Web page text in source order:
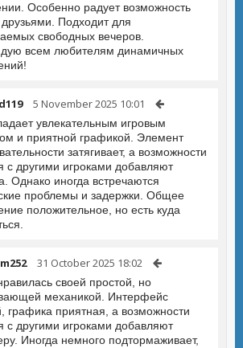
Особенно радует возможность
друзьями. Подходит для
свободных вечеров.
всем любителям динамичных
5 November 2025 10:01
увлекательным игровым
и приятной графикой. Элемент
затягивает, а возможности
с другими игроками добавляют
Однако иногда встречаются
проблемы и задержки. Общее
положительное, но есть куда
31 October 2025 18:02
своей простой, но
механикой. Интерфейс
графика приятная, а возможности
с другими игроками добавляют
Иногда немного подтормаживает,